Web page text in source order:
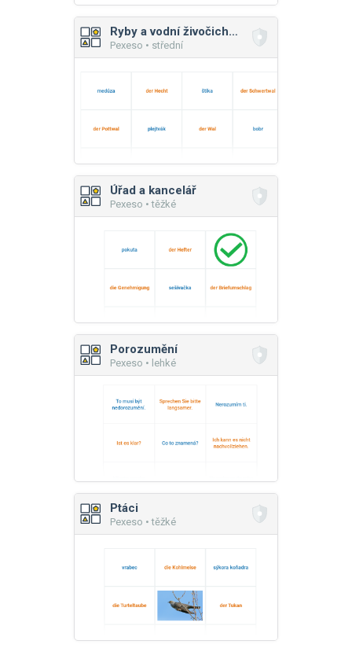
Ryby a vodní živočichové
Pexeso • střední
Úřad a kancelář
Pexeso • těžké
Porozumění
Pexeso • lehké
Ptáci
Pexeso • těžké